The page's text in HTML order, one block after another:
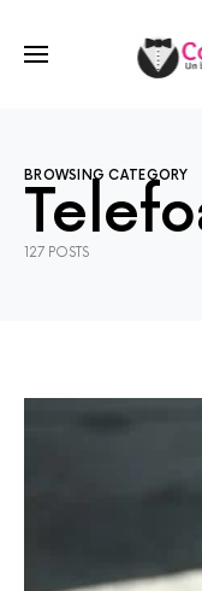
BROWSING CATEGORY
127 POSTS